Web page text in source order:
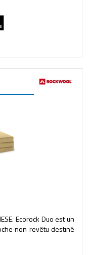
Ecorock Duo est un
non revêtu destiné